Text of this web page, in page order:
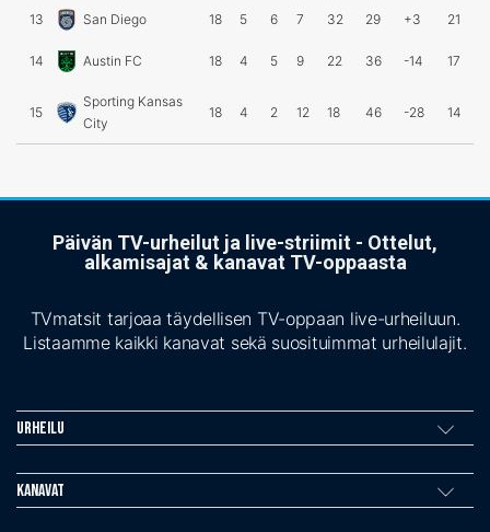
13 San Diego 18 5 6 7 32 29 +3 21
14 Austin FC 18 4 5 9 22 36 -14 17
15
Sporting Kansas
City
18 4 2 12 18 46 -28 14
Päivän TV-urheilut ja live-striimit - Ottelut,
alkamisajat & kanavat TV-oppaasta
TVmatsit tarjoaa täydellisen TV-oppaan live-urheiluun.
Listaamme kaikki kanavat sekä suosituimmat urheilulajit.
Urheilu
Kanavat